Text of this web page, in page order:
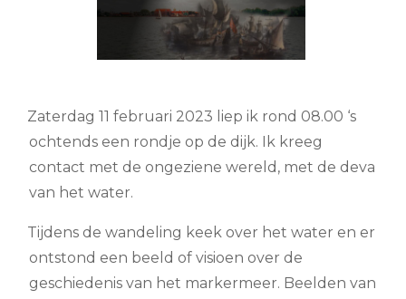
Zaterdag 11 februari 2023 liep ik rond 08.00 ‘s
ochtends een rondje op de dijk. Ik kreeg
contact met de ongeziene wereld, met de deva
van het water.
Tijdens de wandeling keek over het water en er
ontstond een beeld of visioen over de
geschiedenis van het markermeer. Beelden van